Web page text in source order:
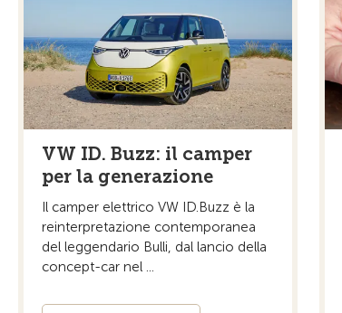
VW ID. Buzz: il camper
per la generazione
Il camper elettrico VW ID.Buzz è la
reinterpretazione contemporanea
del leggendario Bulli, dal lancio della
concept-car nel ...